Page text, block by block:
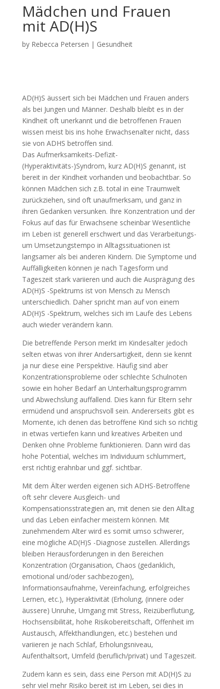
Mädchen und Frauen
mit AD(H)S
by Rebecca Petersen | Gesundheit
AD(H)S äussert sich bei Mädchen und Frauen anders
als bei Jungen und Männer. Deshalb bleibt es in der
Kindheit oft unerkannt und die betroffenen Frauen
wissen meist bis ins hohe Erwachsenalter nicht, dass
sie von ADHS betroffen sind.
Das Aufmerksamkeits-Defizit-
(Hyperaktivitäts-)Syndrom, kurz AD(H)S genannt, ist
bereit in der Kindheit vorhanden und beobachtbar. So
können Mädchen sich z.B. total in eine Traumwelt
zurückziehen, sind oft unaufmerksam, und ganz in
ihren Gedanken versunken. Ihre Konzentration und der
Fokus auf das für Erwachsene scheinbar Wesentliche
im Leben ist generell erschwert und das Verarbeitungs-
um Umsetzungstempo in Alltagssituationen ist
langsamer als bei anderen Kindern. Die Symptome und
Auffälligkeiten können je nach Tagesform und
Tageszeit stark variieren und auch die Ausprägung des
AD(H)S -Spektrums ist von Mensch zu Mensch
unterschiedlich. Daher spricht man auf von einem
AD(H)S -Spektrum, welches sich im Laufe des Lebens
auch wieder verändern kann.
Die betreffende Person merkt im Kindesalter jedoch
selten etwas von ihrer Andersartigkeit, denn sie kennt
ja nur diese eine Perspektive. Häufig sind aber
Konzentrationsprobleme oder schlechte Schulnoten
sowie ein hoher Bedarf an Unterhaltungsprogramm
und Abwechslung auffallend. Dies kann für Eltern sehr
ermüdend und anspruchsvoll sein. Andererseits gibt es
Momente, ich denen das betroffene Kind sich so richtig
in etwas vertiefen kann und kreatives Arbeiten und
Denken ohne Probleme funktionieren. Dann wird das
hohe Potential, welches im Individuum schlummert,
erst richtig erahnbar und ggf. sichtbar.
Mit dem Älter werden eigenen sich ADHS-Betroffene
oft sehr clevere Ausgleich- und
Kompensationsstrategien an, mit denen sie den Alltag
und das Leben einfacher meistern können. Mit
zunehmendem Alter wird es somit umso schwerer,
eine mögliche AD(H)S -Diagnose zustellen. Allerdings
bleiben Herausforderungen in den Bereichen
Konzentration (Organisation, Chaos (gedanklich,
emotional und/oder sachbezogen),
Informationsaufnahme, Vereinfachung, erfolgreiches
Lernen, etc.), Hyperaktivität (Erholung, (innere oder
äussere) Unruhe, Umgang mit Stress, Reizüberflutung,
Hochsensibilität, hohe Risikobereitschaft, Offenheit im
Austausch, Affekthandlungen, etc.) bestehen und
variieren je nach Schlaf, Erholungsniveau,
Aufenthaltsort, Umfeld (beruflich/privat) und Tageszeit.
Zudem kann es sein, dass eine Person mit AD(H)S zu
sehr viel mehr Risiko bereit ist im Leben, sei dies in